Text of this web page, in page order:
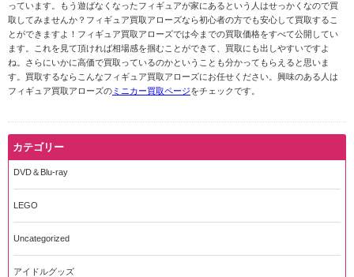
っています。もう遊ばなくなったフィギュアが家にあるという人はせっかくなので買
取してみませんか？フィギュア買取アローズなら初心者の方でも安心して買取するこ
とができますよ！フィギュア買取アローズでは今までの買取価格をすべて公開してい
ます。これを見て頂ければ相場感を掴むことができて、買取にも出しやすいですよ
ね。さらにいかに高価で買取っているのかということも分かってもらえると思いま
す。買取するならこんなフィギュア買取アローズにお任せください。興味のある人は
フィギュア買取アローズの ミニカー買取ページをチェックです。
カテゴリー
DVD＆Blu-ray
LEGO
Uncategorized
アイドルグッズ